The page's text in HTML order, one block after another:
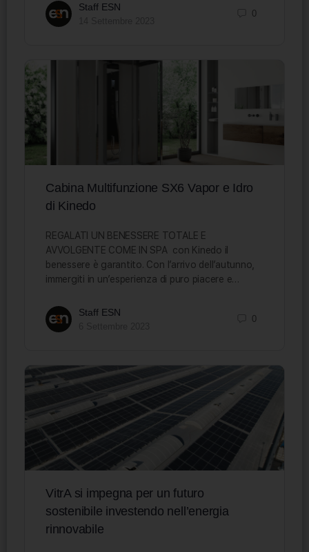
Staff ESN
0
Cabina Multifunzione SX6 Vapor e Idro
di Kinedo
REGALATI UN BENESSERE TOTALE E
AVVOLGENTE COME IN SPA con Kinedo il
benessere è garantito. Con l’arrivo dell’autunno,
immergiti in un’esperienza di puro piacere e…
Staff ESN
0
VitrA si impegna per un futuro
sostenibile investendo nell’energia
rinnovabile